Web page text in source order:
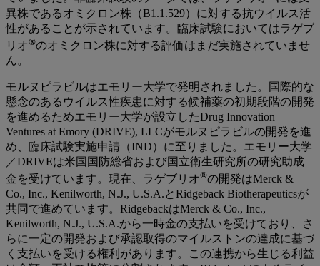
異株であるオミクロン株（B1.1.529）に対する抗ウイルス活
性があることが示されています。臨床試験においてはラゲブ
リオ®のオミクロン株に対する評価はまだ実施されていませ
ん。
モルヌピラビルはエモリー大学で発明されました。国際的な
懸念のあるウイルス性疾患に対する候補薬の初期段階の開発
を進めるためエモリー大学が設立したDrug Innovation
Ventures at Emory (DRIVE), LLCがモルヌピラビルの開発を進
め、臨床試験実施申請（IND）に至りました。エモリー大学
／DRIVEは米国国防総省および国立衛生研究所の研究助成
金を受けています。現在、ラゲブリオ®の開発はMerck &
Co., Inc., Kenilworth, N.J., U.S.A.とRidgeback Biotherapeuticsが
共同で進めています。RidgebackはMerck & Co., Inc.,
Kenilworth, N.J., U.S.A.から一時金の支払いを受けており、さ
らに一定の開発および承認取得のマイルストンの達成に基づ
く支払いを受ける権利があります。この連携から生じる利益